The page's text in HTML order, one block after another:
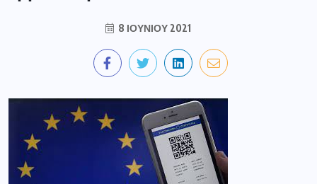
8 ΙΟΥΝΊΟΥ 2021